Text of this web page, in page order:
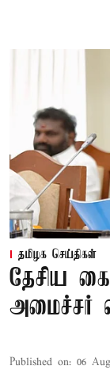
தமிழக செய்திகள்
தேசிய
அமைச்சர்
Published on: 06